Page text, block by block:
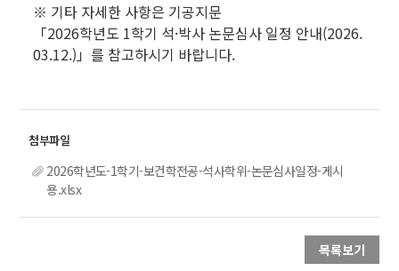
※ 기타 자세한 사항은 기공지문
「2026학년도 1학기 석·박사 논문심사 일정 안내(2026.
03.12.)」를 참고하시기 바랍니다.
2026학년도-1학기-보건학전공-석사학위-논문심사일정-게시
용.xlsx
목록보기